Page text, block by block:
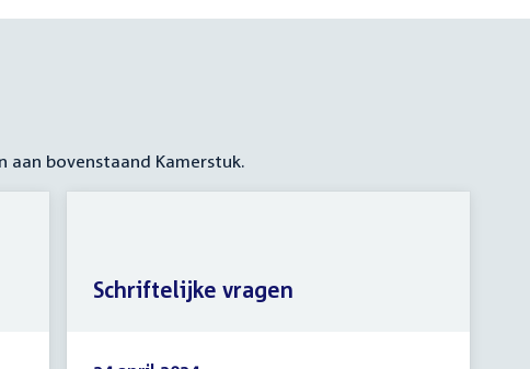
bovenstaand Kamerstuk.
Schriftelijke vragen